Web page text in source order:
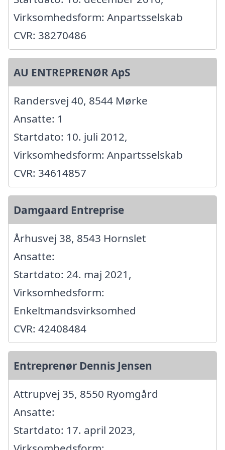
Virksomhedsform: Anpartsselskab
CVR: 38270486
AU ENTREPRENØR ApS
Randersvej 40, 8544 Mørke
Ansatte: 1
Startdato: 10. juli 2012,
Virksomhedsform: Anpartsselskab
CVR: 34614857
Damgaard Entreprise
Århusvej 38, 8543 Hornslet
Ansatte:
Startdato: 24. maj 2021,
Virksomhedsform:
Enkeltmandsvirksomhed
CVR: 42408484
Entreprenør Dennis Jensen
Attrupvej 35, 8550 Ryomgård
Ansatte:
Startdato: 17. april 2023,